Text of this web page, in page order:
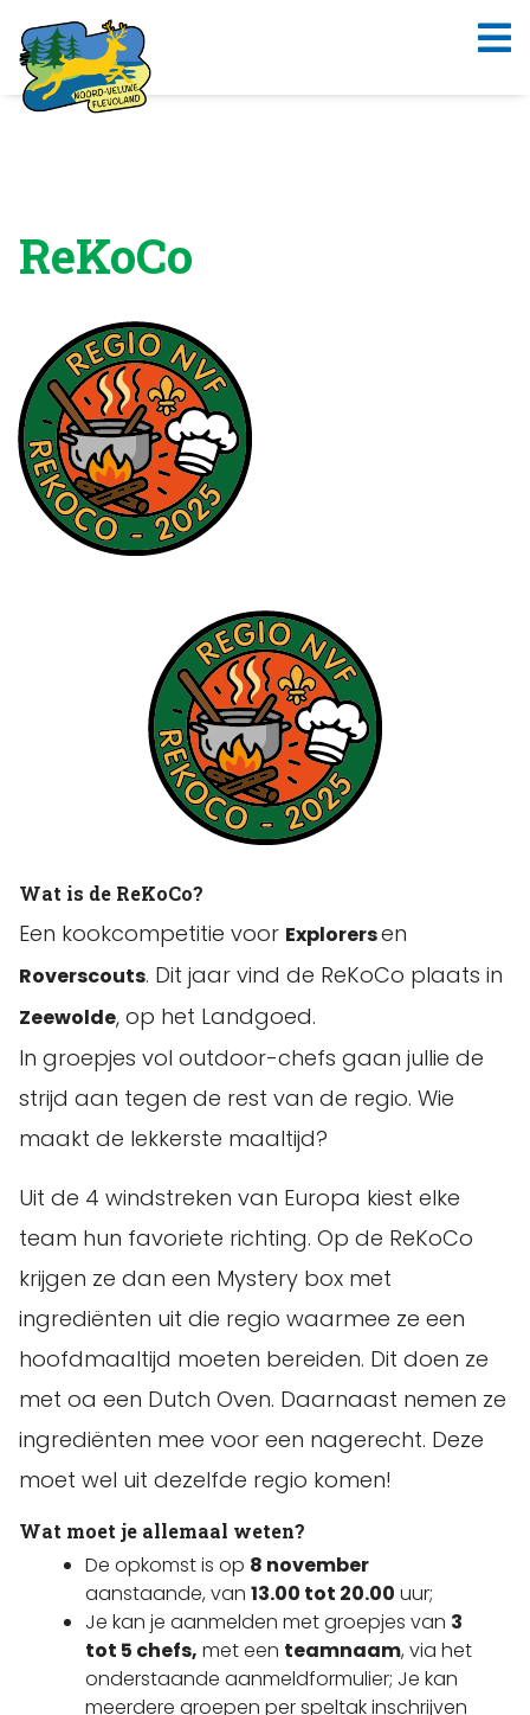
ReKoCo
Wat is de ReKoCo?
Een kookcompetitie voor Explorersen
Roverscouts. Dit jaar vind de ReKoCo plaats in
Zeewolde, op het Landgoed.
In groepjes vol outdoor-chefs gaan jullie de
strijd aan tegen de rest van de regio. Wie
maakt de lekkerste maaltijd?
Uit de 4 windstreken van Europa kiest elke
team hun favoriete richting. Op de ReKoCo
krijgen ze dan een Mystery box met
ingrediënten uit die regio waarmee ze een
hoofdmaaltijd moeten bereiden. Dit doen ze
met oa een Dutch Oven. Daarnaast nemen ze
ingrediënten mee voor een nagerecht. Deze
moet wel uit dezelfde regio komen!
Wat moet je allemaal weten?
De opkomst is op 8 november
aanstaande, van 13.00 tot 20.00 uur;
Je kan je aanmelden met groepjes van 3
tot 5 chefs, met een teamnaam, via het
onderstaande aanmeldformulier; Je kan
meerdere groepen per speltak inschrijven